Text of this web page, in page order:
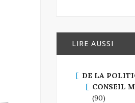
LIRE AUSSI
DE LA
CONSEIL
(90)